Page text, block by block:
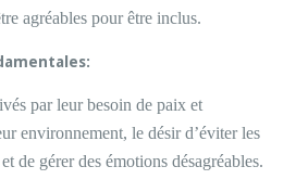
agréables pour être inclus.
par leur besoin de paix et
environnement, le désir d’éviter les
de gérer des émotions désagréables.